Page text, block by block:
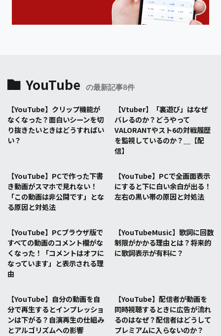
YouTube の最新記事8件
【YouTube】クリップ機能が
なくなった？面白いシーンを切
り抜きたいときはどうすればい
い？
【Vtuber】「裏遊び」はなぜ
バレるのか？どうやって
VALORANTやスト6の対戦履歴
を監視しているのか？＿【配
信】
【YouTube】PCで作った下書
き動画がスマホで見れない！
「この動画は非公開です」とな
る原因と対処法
【YouTube】PCで全画面表示
にすると下に白い余白が出る！
左右の黒い帯の原因と対処法
【YouTube】PCブラウザ版で
すべての動画のコメント欄がな
くなった！「コメントはオフに
なっています」と表示される理
由
【YouTubeMusic】歌詞に回数
制限がかかる理由とは？将来的
に歌詞表示が有料に？
【YouTube】自分の動画を自
分で再生するとインプレッショ
ンは下がる？自演再生の仕組み
とアルゴリズムへの影響
【YouTube】配信者が動画を
同時視聴するときに広告が流れ
るのはなぜ？配信者はどうして
プレミアムに入らないのか？